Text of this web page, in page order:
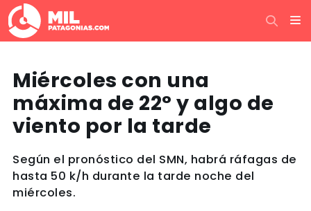
Miércoles con una
máxima de 22° y algo de
viento por la tarde
Según el pronóstico del SMN, habrá ráfagas de
hasta 50 k/h durante la tarde noche del
miércoles.